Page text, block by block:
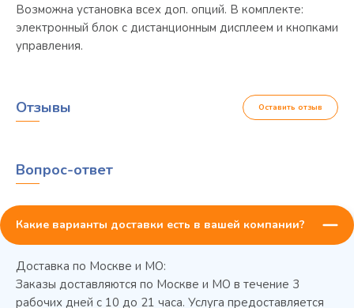
Возможна установка всех доп. опций. В комплекте:
электронный блок с дистанционным дисплеем и кнопками
управления.
Отзывы Оставить отзыв
Вопрос-ответ
Какие варианты доставки есть в вашей компании?
Доставка по Москве и МО:
Заказы доставляются по Москве и МО в течение 3
рабочих дней с 10 до 21 часа. Услуга предоставляется